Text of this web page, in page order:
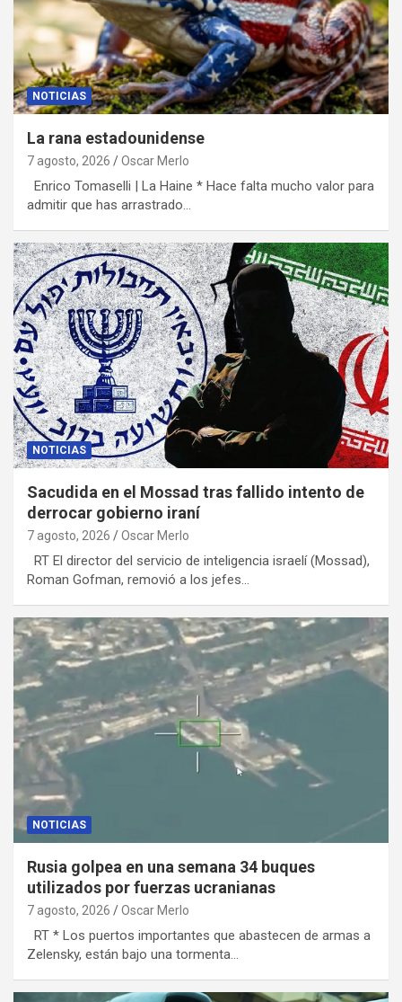
NOTICIAS
La rana estadounidense
7 agosto, 2026 Oscar Merlo
Enrico Tomaselli | La Haine * Hace falta mucho valor para
admitir que has arrastrado…
NOTICIAS
Sacudida en el Mossad tras fallido intento de
derrocar gobierno iraní
7 agosto, 2026 Oscar Merlo
RT El director del servicio de inteligencia israelí (Mossad),
Roman Gofman, removió a los jefes…
NOTICIAS
Rusia golpea en una semana 34 buques
utilizados por fuerzas ucranianas
7 agosto, 2026 Oscar Merlo
RT * Los puertos importantes que abastecen de armas a
Zelensky, están bajo una tormenta…